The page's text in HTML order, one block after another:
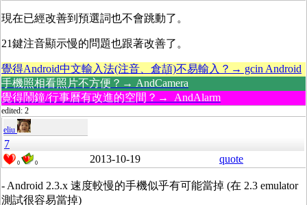
現在已經改善到預選詞也不會跳動了。
21鍵注音顯示慢的問題也跟著改善了。
覺得Android中文輸入法(注音、倉頡)不易輸入？→ gcin Android
手機照相看照片不方便？→ AndCamera
覺得鬧鐘/行事曆有改進的空間？→ AndAlarm
edited: 2
eliu
7
0 0 2013-10-19 quote
- Android 2.3.x 速度較慢的手機似乎有可能當掉 (在 2.3 emulator
測試很容易當掉)